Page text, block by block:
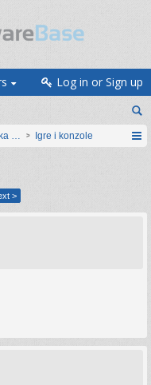
Log in or Sign up
elektronikaIgre i konzole
>